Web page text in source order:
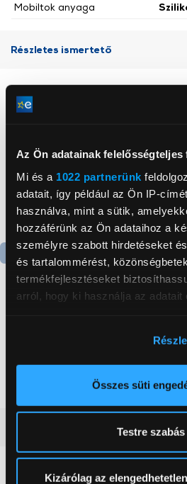
Az Ön adatainak felelősségteljes
Mi és a 1022 partnerünk
adatait, így például az Ön IP-
használva, mint a sütik,
hozzáférünk az Ön adataihoz a
személyre szabott hirdetéseket
és tartalommérést,
termékfejlesztéseket
arról, hogy ki használja az adatait
elhelyezkedéséről pár
Az Ön készülékén
módjairól és adja meg
pontban. Bármikor módosíthatja
Sütinyilatkozathoz való
Összes süti
Testre szabás
Kizárólag az
Mobiltok anyaga
Részletes ismertető
199 999 Ft
(0)